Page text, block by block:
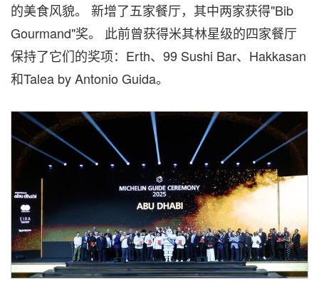
的美食风貌。 新增了五家餐厅，其中两家获得"Bib
Gourmand"奖。 此前曾获得米其林星级的四家餐厅
保持了它们的奖项：Erth、99 Sushi Bar、Hakkasan
和Talea by Antonio Guida。